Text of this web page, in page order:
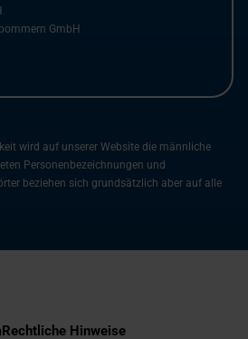
GmbH
wird auf unserer Website die männliche
Personenbezeichnungen und
beziehen sich grundsätzlich aber auf alle
Rechtliche Hinweise